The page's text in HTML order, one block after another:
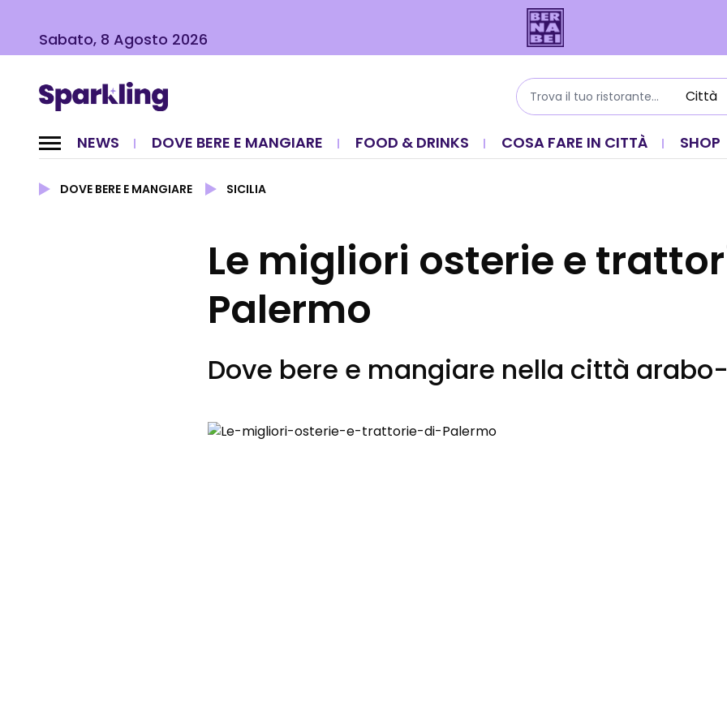
Sabato, 8 Agosto 2026
NEWS DOVE BERE E MANGIARE FOOD & DRINKS COSA FARE IN CITTÀ SHOP
DOVE BERE E MANGIARE SICILIA
Le migliori osterie e
Palermo
Dove bere e mangiare nella città